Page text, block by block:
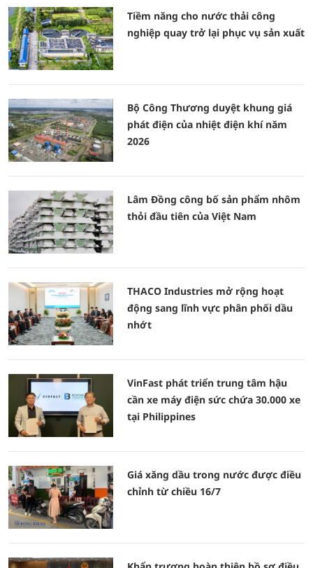
Tiềm năng cho nước thải công
nghiệp quay trở lại phục vụ sản xuất
Bộ Công Thương duyệt khung giá
phát điện của nhiệt điện khí năm
2026
Lâm Đồng công bố sản phẩm nhôm
thỏi đầu tiên của Việt Nam
THACO Industries mở rộng hoạt
động sang lĩnh vực phân phối dầu
nhớt
VinFast phát triển trung tâm hậu
cần xe máy điện sức chứa 30.000 xe
tại Philippines
Giá xăng dầu trong nước được điều
chỉnh từ chiều 16/7